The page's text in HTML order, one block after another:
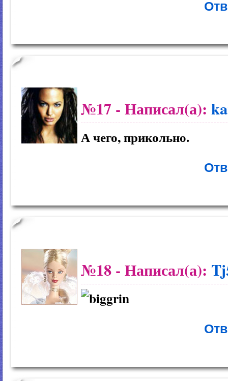
№17 - Написал(а):
А чего, прикольно.
№18 - Написал(а):